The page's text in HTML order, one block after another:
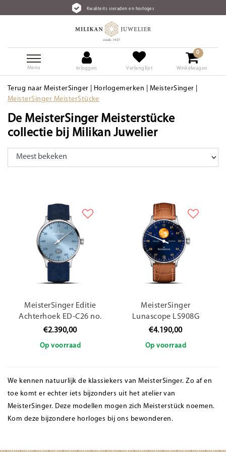
Kwaliteits sieraden en horloges
Menu Inloggen Verlanglijst
0
Winkelwagen
Terug naar MeisterSinger Horlogemerken MeisterSinger
MeisterSinger MeisterStücke
De MeisterSinger Meisterstücke
collectie bij Milikan Juwelier
MeisterSinger Editie
Achterhoek ED-C26 no.
02
€2.390,00
Op voorraad
MeisterSinger
Lunascope LS908G
€4.190,00
Op voorraad
We kennen natuurlijk de klassiekers van MeisterSinger. Zo af en
toe komt er echter iets bijzonders uit het atelier van
MeisterSinger. Deze modellen mogen zich Meisterstück noemen.
Kom deze bijzondere horloges bij ons bewonderen.